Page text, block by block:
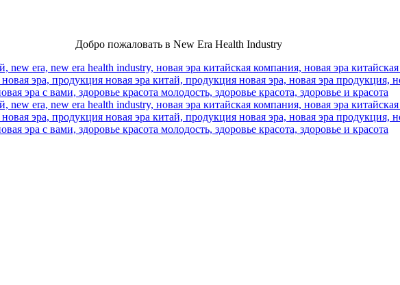
Добро пожаловать в New Era Health Industry